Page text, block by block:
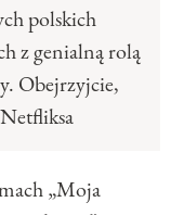
polskich
z genialną rolą
Obejrzyjcie,
„Moja